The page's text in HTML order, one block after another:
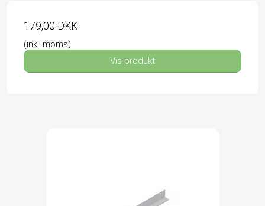
179,00 DKK
(inkl. moms)
Vis produkt